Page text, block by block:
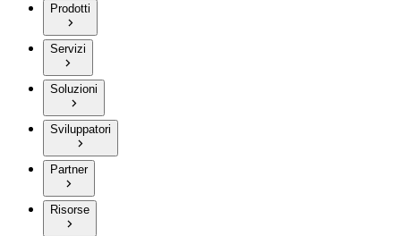
Prodotti
Servizi
Soluzioni
Sviluppatori
Partner
Risorse